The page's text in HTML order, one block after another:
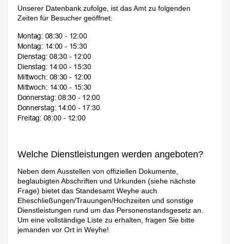
Unserer Datenbank zufolge, ist das Amt zu folgenden
Zeiten für Besucher geöffnet:
Welche Dienstleistungen werden angeboten?
Neben dem Ausstellen von offiziellen Dokumente,
beglaubigten Abschriften und Urkunden (siehe nächste
Frage) bietet das Standesamt Weyhe auch
Eheschließungen/Trauungen/Hochzeiten und sonstige
Dienstleistungen rund um das Personenstandsgesetz an.
Um eine vollständige Liste zu erhalten, fragen Sie bitte
jemanden vor Ort in Weyhe!